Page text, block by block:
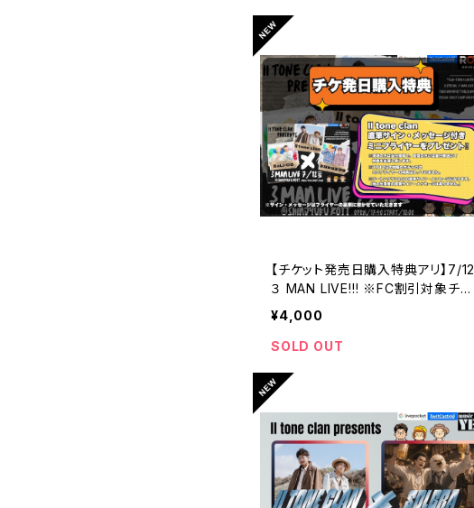
【チケット発売日購入特典アリ】7/12
３ MAN LIVE!!! ※FC割引対象チケ
ット
¥4,000
SOLD OUT